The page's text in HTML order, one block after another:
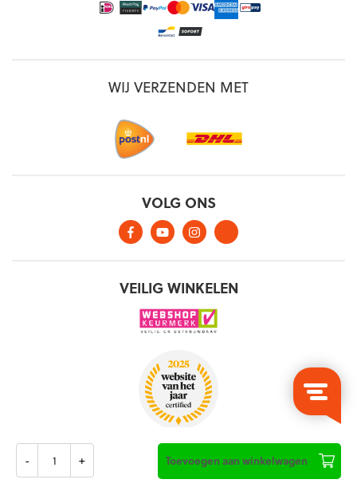
Toevoegen aan winkelwagen
WIJ VERZENDEN MET
Algemene voorwaarden
©2026, Keepershandschoenen.nl